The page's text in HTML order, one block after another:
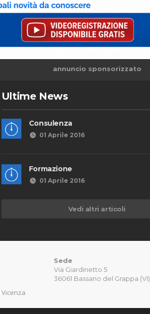
annuncio sponsorizzato
Ultime News
Consulenza
01 Aprile 2016
Formazione
01 Aprile 2016
Vedi altri articoli
Sede
Via Giardinetto 5
36061 Bassano del Grappa (VI)